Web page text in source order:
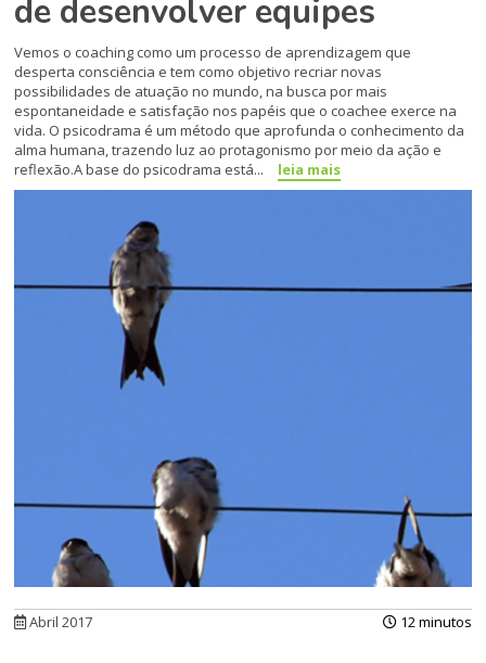
de desenvolver equipes
Vemos o coaching como um processo de aprendizagem que
desperta consciência e tem como objetivo recriar novas
possibilidades de atuação no mundo, na busca por mais
espontaneidade e satisfação nos papéis que o coachee exerce na
vida. O psicodrama é um método que aprofunda o conhecimento da
alma humana, trazendo luz ao protagonismo por meio da ação e
reflexão.A base do psicodrama está...
leia mais
Abril 2017 12 minutos